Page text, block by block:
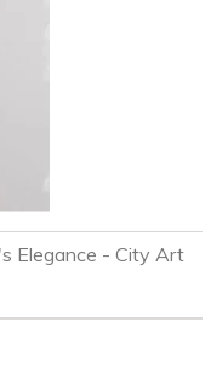
Elegance - City Art